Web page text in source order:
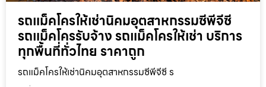
รถแม็คโครให้เช่านิคมอุตสาหกรรมซีพีจีซี
รถแม็คโครรับจ้าง รถแม็คโครให้เช่า บริการ
ทุกพื้นที่ทั่วไทย ราคาถูก
รถแม็คโครให้เช่านิคมอุตสาหกรรมซีพีจีซี ร